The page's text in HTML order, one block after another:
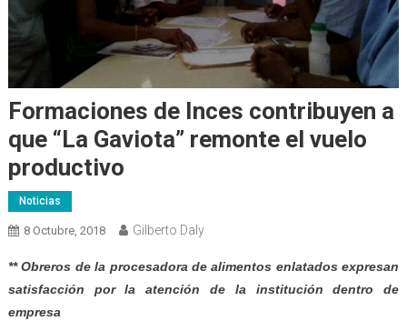
Formaciones de Inces contribuyen a
que “La Gaviota” remonte el vuelo
productivo
Noticias
8 Octubre, 2018 Gilberto Daly
** Obreros de la procesadora de alimentos enlatados expresan
satisfacción por la atención de la institución dentro de
empresa